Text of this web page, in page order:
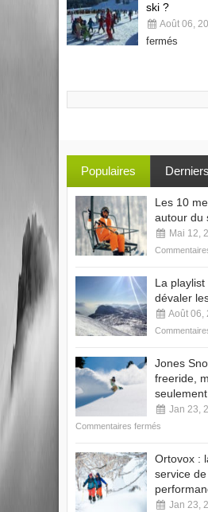
ski ?
Août 06,
fermés
Populaires Derniers
Les 10
autour du
Mai 12,
La
dévaler
Août 06,
Jones
freeride,
seulement
Jan 23,
Commentaires fermés
Ortovox :
service
Jan 23,